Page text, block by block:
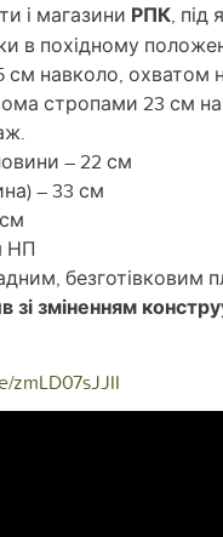
і магазини РПК, під
в похідному
навколо, охватом
стропами 23 см
– 22 см
– 33 см
НП
безготівковим
зміненням
zmLD07sJJII